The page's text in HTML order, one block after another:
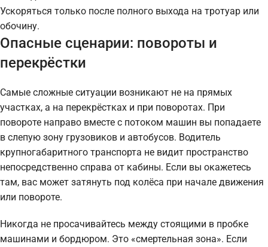
Ускоряться только после полного выхода на тротуар или
обочину.
Опасные сценарии: повороты и
перекрёстки
Самые сложные ситуации возникают не на прямых
участках, а на перекрёстках и при поворотах. При
повороте направо вместе с потоком машин вы попадаете
в слепую зону грузовиков и автобусов. Водитель
крупногабаритного транспорта не видит пространство
непосредственно справа от кабины. Если вы окажетесь
там, вас может затянуть под колёса при начале движения
или повороте.
Никогда не просачивайтесь между стоящими в пробке
машинами и бордюром. Это «смертельная зона». Если